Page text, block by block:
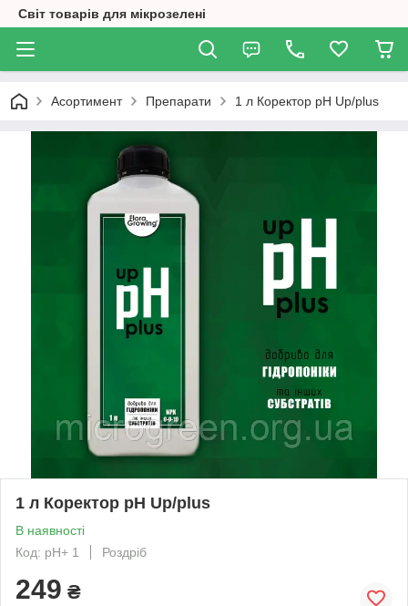
Світ товарів для мікрозелені
Асортимент Препарати 1 л Коректор pH Up/plus
1 л Коректор pH Up/plus
В наявності
Код: pH+ 1
Роздріб
249 ₴